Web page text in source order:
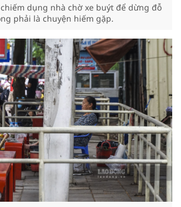
dụng nhà chờ xe buýt để dừng đỗ
phải là chuyện hiếm gặp.